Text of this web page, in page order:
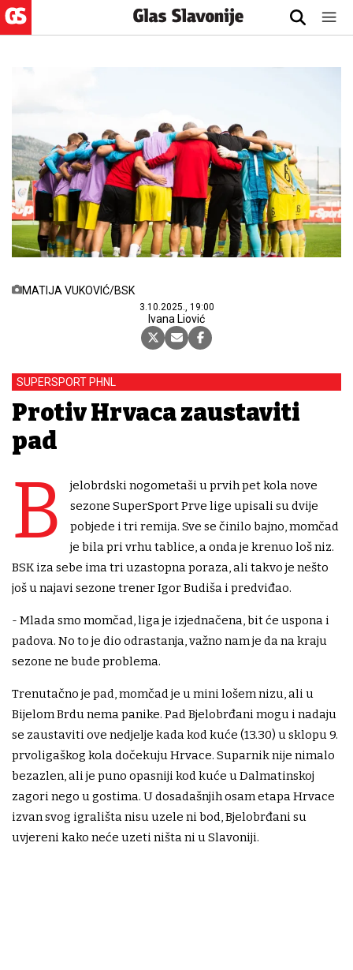
MATIJA VUKOVIĆ/BSK
3.10.2025., 19:00
Ivana Liović
SUPERSPORT PHNL
Protiv Hrvaca zaustaviti
pad
B
jelobrdski nogometaši u prvih pet kola nove
sezone SuperSport Prve lige upisali su dvije
pobjede i tri remija. Sve se činilo bajno, momčad
je bila pri vrhu tablice, a onda je krenuo loš niz.
BSK iza sebe ima tri uzastopna poraza, ali takvo je nešto
još u najavi sezone trener Igor Budiša i predviđao.
- Mlada smo momčad, liga je izjednačena, bit će uspona i
padova. No to je dio odrastanja, važno nam je da na kraju
sezone ne bude problema.
Trenutačno je pad, momčad je u mini lošem nizu, ali u
Bijelom Brdu nema panike. Pad Bjelobrđani mogu i nadaju
se zaustaviti ove nedjelje kada kod kuće (13.30) u sklopu 9.
prvoligaškog kola dočekuju Hrvace. Suparnik nije nimalo
bezazlen, ali je puno opasniji kod kuće u Dalmatinskoj
zagori nego u gostima. U dosadašnjih osam etapa Hrvace
izvan svog igrališta nisu uzele ni bod, Bjelobrđani su
uvjereni kako neće uzeti ništa ni u Slavoniji.